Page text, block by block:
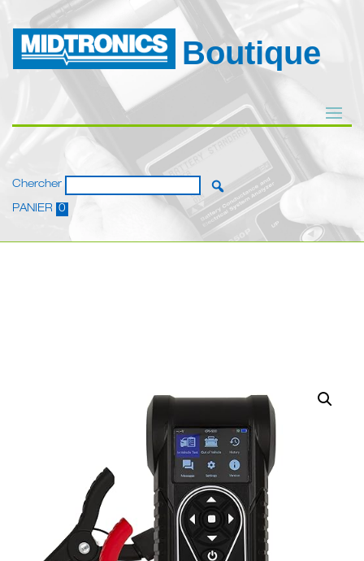
Boutique
Chercher
PANIER 0